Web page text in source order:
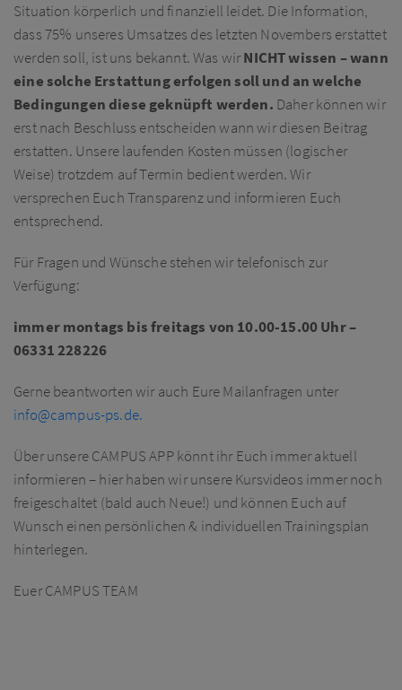
Situation körperlich und finanziell leidet. Die Information,
dass 75% unseres Umsatzes des letzten Novembers erstattet
werden soll, ist uns bekannt. Was wirNICHT wissen – wann
eine solche Erstattung erfolgen soll und an welche
Bedingungen diese geknüpft werden. Daher können wir
erst nach Beschluss entscheiden wann wir diesen Beitrag
erstatten. Unsere laufenden Kosten müssen (logischer
Weise) trotzdem auf Termin bedient werden. Wir
versprechen Euch Transparenz und informieren Euch
entsprechend.
Für Fragen und Wünsche stehen wir telefonisch zur
Verfügung:
immer montags bis freitags von 10.00-15.00 Uhr –
06331 228226
Gerne beantworten wir auch Eure Mailanfragen unter
info@campus-ps.de.
Über unsere CAMPUS APP könnt ihr Euch immer aktuell
informieren – hier haben wir unsere Kursvideos immer noch
freigeschaltet (bald auch Neue!) und können Euch auf
Wunsch einen persönlichen & individuellen Trainingsplan
hinterlegen.
Euer CAMPUS TEAM